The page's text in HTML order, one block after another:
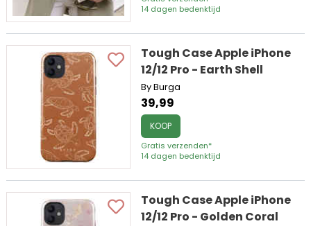
14 dagen bedenktijd
Tough Case Apple iPhone
12/12 Pro - Earth Shell
By Burga
39,99
KOOP
Gratis verzenden*
14 dagen bedenktijd
Tough Case Apple iPhone
12/12 Pro - Golden Coral